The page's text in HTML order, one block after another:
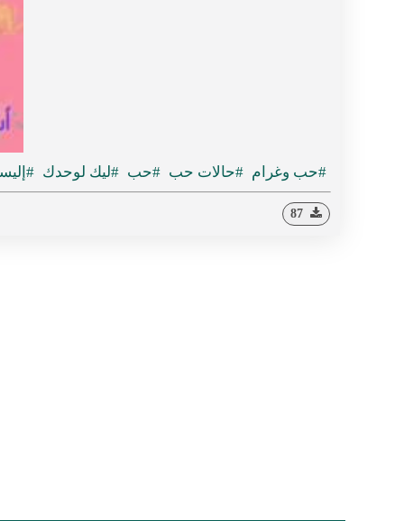
#حب وغرام #حالات حب #حب #ليك لوحدك